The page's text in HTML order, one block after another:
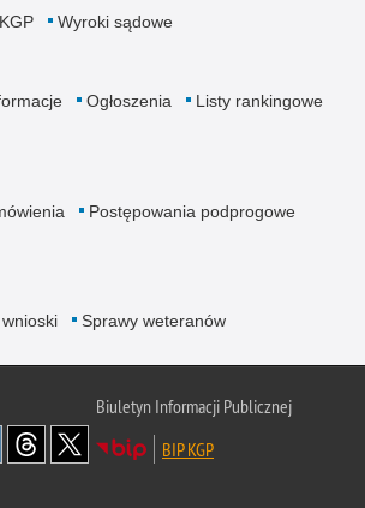
Wyroki sądowe
Ogłoszenia
Listy rankingowe
Postępowania podprogowe
Sprawy weteranów
Biuletyn Informacji Publicznej
BIP KGP